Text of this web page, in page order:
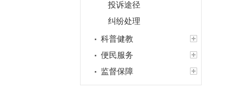
投诉途径
纠纷处理
科普健教
便民服务
监督保障